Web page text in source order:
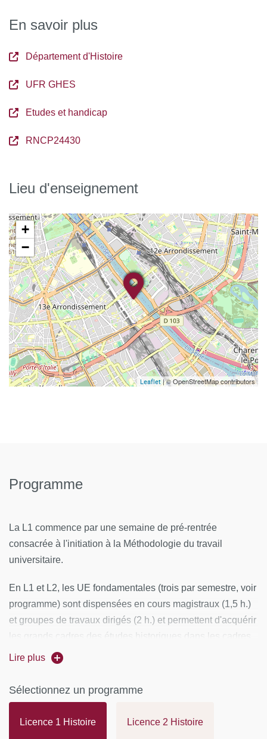
› S’adapter à la nature des demandes et prendre des
professionnel en fonction d’un contexte donné
En savoir plus
Département d'Histoire
UFR GHES
Etudes et handicap
RNCP24430
Lieu d'enseignement
+
−
Leaflet | © OpenStreetMap contributors
Programme
La L1 commence par une semaine de pré-rentrée
consacrée à l'initiation à la Méthodologie du travail
universitaire.
En L1 et L2, les UE fondamentales (trois par semestre, voir
programme) sont dispensées en cours magistraux (1,5 h.)
et groupes de travaux dirigés (2 h.) et permettent d'acquérir
les grands cadres des études historiques dans les cadres
périodes : ancienne, médiévale, moderne et
européens.
cadre de cours de 3h en groupes restreints et permettent
Lire plus
Sélectionnez un programme
Licence 1 Histoire Licence 2 Histoire